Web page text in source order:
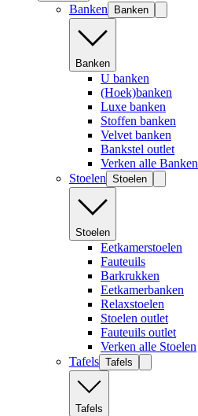
Banken Banken
Banken
U banken
(Hoek)banken
Luxe banken
Stoffen banken
Velvet banken
Bankstel outlet
Verken alle Banken
Stoelen Stoelen
Stoelen
Eetkamerstoelen
Fauteuils
Barkrukken
Eetkamerbanken
Relaxstoelen
Stoelen outlet
Fauteuils outlet
Verken alle Stoelen
Tafels Tafels
Tafels